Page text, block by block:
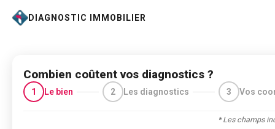
DIAGNOSTIC IMMOBILIER
Combien coûtent vos diagnostics ?
1 Le bien 2 Les diagnostics 3 Vos
* Les champs